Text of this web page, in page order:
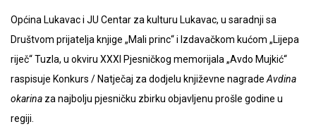
Općina Lukavac i JU Centar za kulturu Lukavac, u saradnji sa
Društvom prijatelja knjige „Mali princ“ i Izdavačkom kućom „Lijepa
riječ“ Tuzla, u okviru XXXI Pjesničkog memorijala „Avdo Mujkić“
raspisuje Konkurs / Natječaj za dodjelu književne nagradeAvdina
okarina za najbolju pjesničku zbirku objavljenu prošle godine u
regiji.